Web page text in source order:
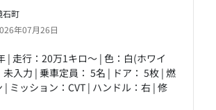
石町
年07月26日
| 走行：20万1キロ～ | 色：白(ホワイ
未入力 | 乗車定員： 5名 | ドア： 5枚 | 燃
| ミッション：CVT | ハンドル：右 | 修